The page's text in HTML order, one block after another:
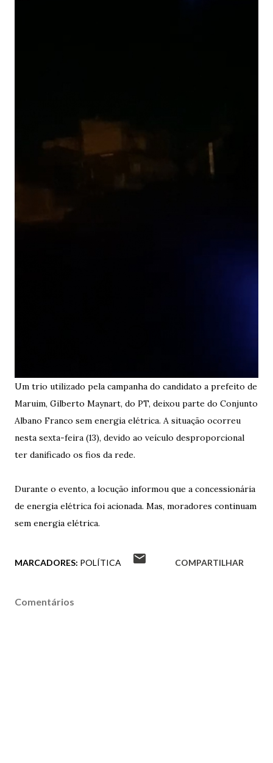
Um trio utilizado pela campanha do candidato a prefeito de
Maruim, Gilberto Maynart, do PT, deixou parte do Conjunto
Albano Franco sem energia elétrica. A situação ocorreu
nesta sexta-feira (13), devido ao veículo desproporcional
ter danificado os fios da rede.
Durante o evento, a locução informou que a concessionária
de energia elétrica foi acionada. Mas, moradores continuam
sem energia elétrica.
MARCADORES: POLÍTICA COMPARTILHAR
Comentários